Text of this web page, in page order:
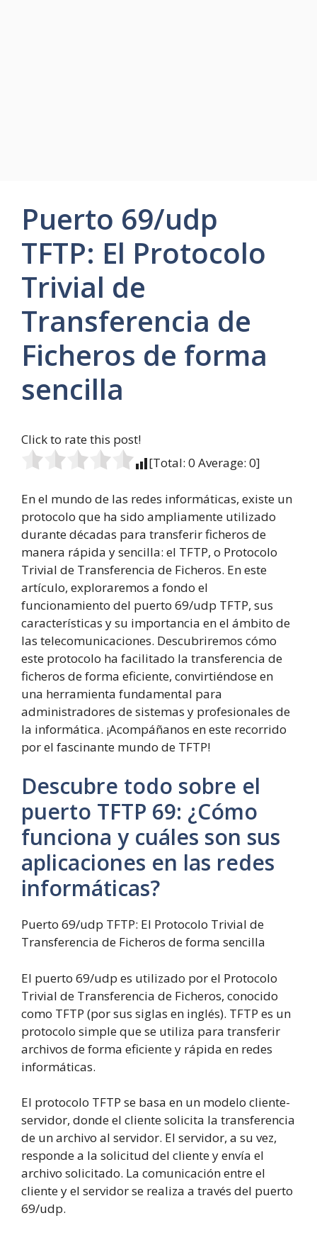
Puerto 69/udp
TFTP: El Protocolo
Trivial de
Transferencia de
Ficheros de forma
sencilla
Click to rate this post!
[Total: 0 Average: 0]
En el mundo de las redes informáticas, existe un
protocolo que ha sido ampliamente utilizado
durante décadas para transferir ficheros de
manera rápida y sencilla: el TFTP, o Protocolo
Trivial de Transferencia de Ficheros. En este
artículo, exploraremos a fondo el
funcionamiento del puerto 69/udp TFTP, sus
características y su importancia en el ámbito de
las telecomunicaciones. Descubriremos cómo
este protocolo ha facilitado la transferencia de
ficheros de forma eficiente, convirtiéndose en
una herramienta fundamental para
administradores de sistemas y profesionales de
la informática. ¡Acompáñanos en este recorrido
por el fascinante mundo de TFTP!
Descubre todo sobre el
puerto TFTP 69: ¿Cómo
funciona y cuáles son sus
aplicaciones en las redes
informáticas?
Puerto 69/udp TFTP: El Protocolo Trivial de
Transferencia de Ficheros de forma sencilla
El puerto 69/udp es utilizado por el Protocolo
Trivial de Transferencia de Ficheros, conocido
como TFTP (por sus siglas en inglés). TFTP es un
protocolo simple que se utiliza para transferir
archivos de forma eficiente y rápida en redes
informáticas.
El protocolo TFTP se basa en un modelo cliente-
servidor, donde el cliente solicita la transferencia
de un archivo al servidor. El servidor, a su vez,
responde a la solicitud del cliente y envía el
archivo solicitado. La comunicación entre el
cliente y el servidor se realiza a través del puerto
69/udp.